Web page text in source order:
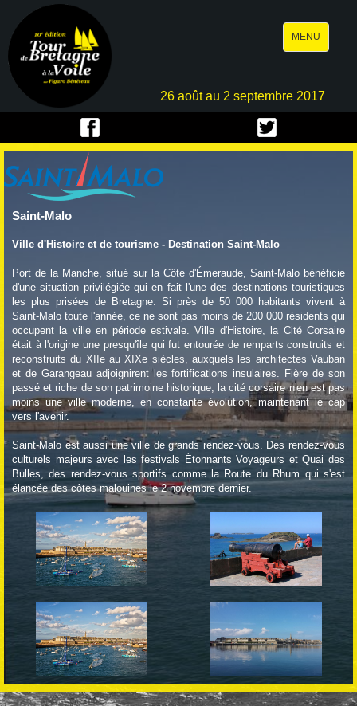
Toggle
navigation
MENU
26 août au 2 septembre 2017
Saint-Malo
Ville d'Histoire et de tourisme - Destination Saint-Malo
Port de la Manche, situé sur la Côte d'Émeraude, Saint-Malo bénéficie
d'une situation privilégiée qui en fait l'une des destinations touristiques
les plus prisées de Bretagne. Si près de 50 000 habitants vivent à
Saint-Malo toute l'année, ce ne sont pas moins de 200 000 résidents qui
occupent la ville en période estivale. Ville d'Histoire, la Cité Corsaire
était à l'origine une presqu'île qui fut entourée de remparts construits et
reconstruits du XIIe au XIXe siècles, auxquels les architectes Vauban
et de Garangeau adjoignirent les fortifications insulaires. Fière de son
passé et riche de son patrimoine historique, la cité corsaire n'en est pas
moins une ville moderne, en constante évolution, maintenant le cap
vers l'avenir.
Saint-Malo est aussi une ville de grands rendez-vous. Des rendez-vous
culturels majeurs avec les festivals Étonnants Voyageurs et Quai des
Bulles, des rendez-vous sportifs comme la Route du Rhum qui s'est
élancée des côtes malouines le 2 novembre dernier.